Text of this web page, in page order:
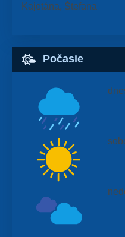
Kajetána, Štefana
Počasie